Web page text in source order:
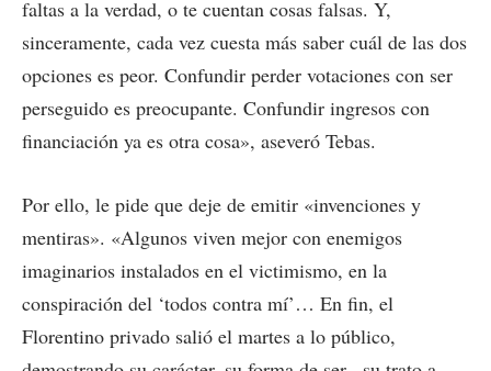
faltas a la verdad, o te cuentan cosas falsas. Y,
sinceramente, cada vez cuesta más saber cuál de las dos
opciones es peor. Confundir perder votaciones con ser
perseguido es preocupante. Confundir ingresos con
financiación ya es otra cosa», aseveró Tebas.
Por ello, le pide que deje de emitir «invenciones y
mentiras». «Algunos viven mejor con enemigos
imaginarios instalados en el victimismo, en la
conspiración del ‘todos contra mí’… En fin, el
Florentino privado salió el martes a lo público,